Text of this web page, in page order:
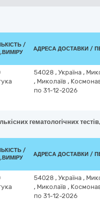
/
АДРЕСА ДОСТАВКИ /
54028 , Україна ,
, Миколаїв ,
по 31-12-2026
гематологічних
/
АДРЕСА ДОСТАВКИ /
54028 , Україна ,
, Миколаїв ,
по 31-12-2026